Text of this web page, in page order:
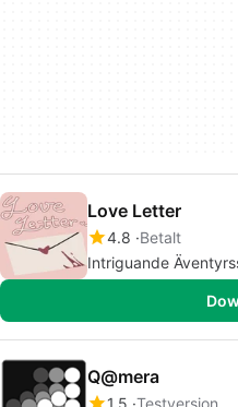
Love Letter
4.8 Betalt
Intriguande
Q@mera
1.5 Testversion